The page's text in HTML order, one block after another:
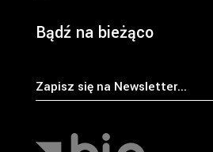
Bądź na bieżąco